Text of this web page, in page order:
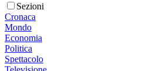
Sezioni
Cronaca
Mondo
Economia
Politica
Spettacolo